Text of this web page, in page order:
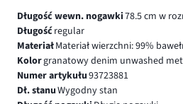
Długość wewn. nogawki78.5 cm w
Długośćregular
MateriałMateriał wierzchni: 99%
Kolorgranatowy denim unwashed
Numer artykułu93723881
Dł. stanuWygodny stan